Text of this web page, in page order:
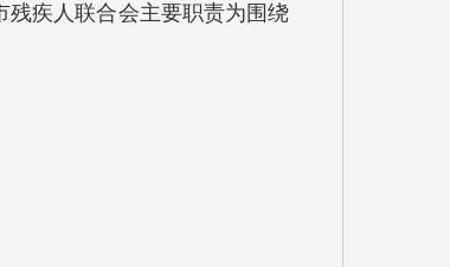
残疾人联合会主要职责为围绕